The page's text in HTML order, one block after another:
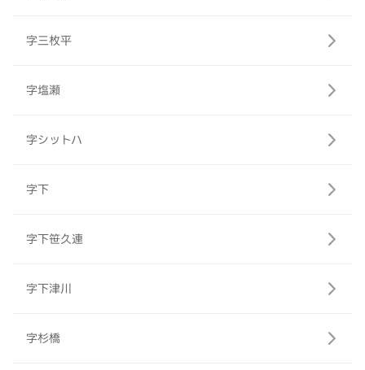
字三枚平
字塩瀬
字シットハ
字下
字下笹久連
字下津川
字杉橋